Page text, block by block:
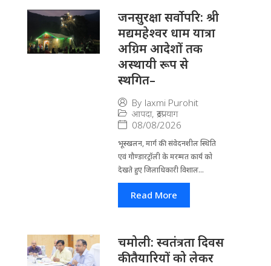
जनसुरक्षा सर्वोपरि: श्री
मद्यमहेश्वर धाम यात्रा
अग्रिम आदेशों तक
अस्थायी रूप से
स्थगित–
By laxmi Purohit
आपदा, रूद्रप्रयाग
08/08/2026
भूस्खलन, मार्ग की संवेदनशील स्थिति
एवं गौण्डारट्रॉली के मरम्मत कार्य को
देखते हुए जिलाधिकारी विशाल...
Read More
चमोली: स्वतंत्रता दिवस
की तैयारियों को लेकर